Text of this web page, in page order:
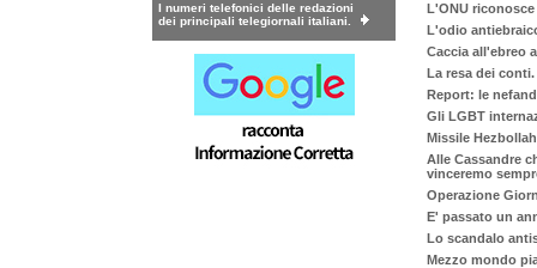
I numeri telefonici delle redazioni
dei principali telegiornali italiani.
L'ONU riconosce
L'odio
Caccia all'ebreo
La resa dei conti.
Report: le
Gli LGBT
Missile
Alle Cassandre
vinceremo
Operazione
E' passato un
Lo scandalo
Mezzo mondo